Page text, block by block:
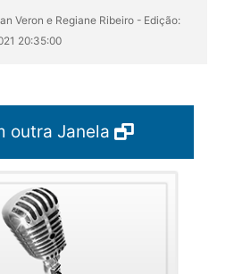
Veron e Regiane Ribeiro - Edição:
20:35:00
outra Janela